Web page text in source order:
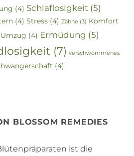
(4) Schlaflosigkeit (5)
(4) Stress (4) Zähne (3) Komfort
Umzug (4) Ermüdung (5)
(7) verschwommenes
(4)
BLOSSOM REMEDIES
ist die